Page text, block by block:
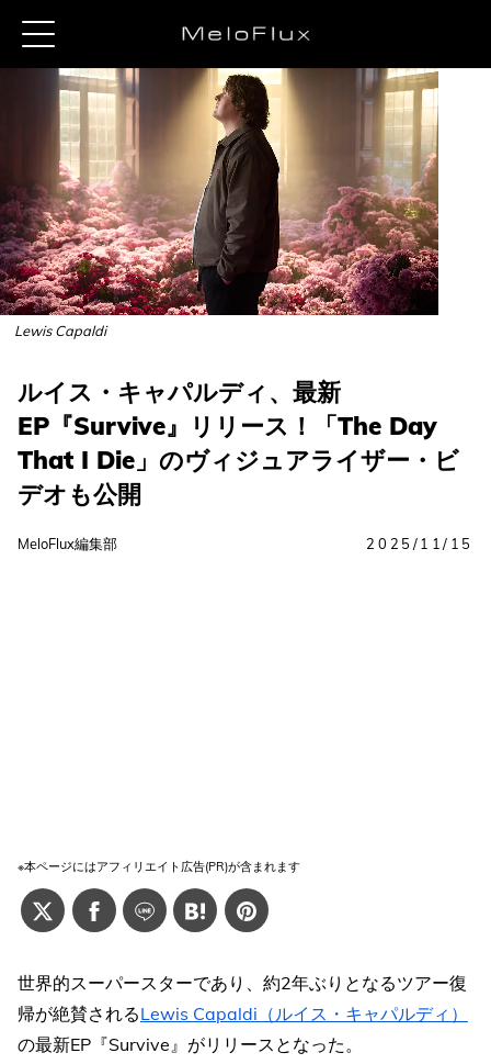
Lewis Capaldi
ルイス・キャパルディ、最新
EP『Survive』リリース！「The Day
That I Die」のヴィジュアライザー・ビ
デオも公開
MeloFlux編集部 2025/11/15
※本ページにはアフィリエイト広告(PR)が含まれます
世界的スーパースターであり、約2年ぶりとなるツアー復
帰が絶賛されるLewis Capaldi（ルイス・キャパルディ）
の最新EP『Survive』がリリースとなった。